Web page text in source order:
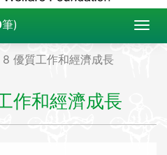
T
o
筆)
優質工作和經濟成長
作和經濟成長